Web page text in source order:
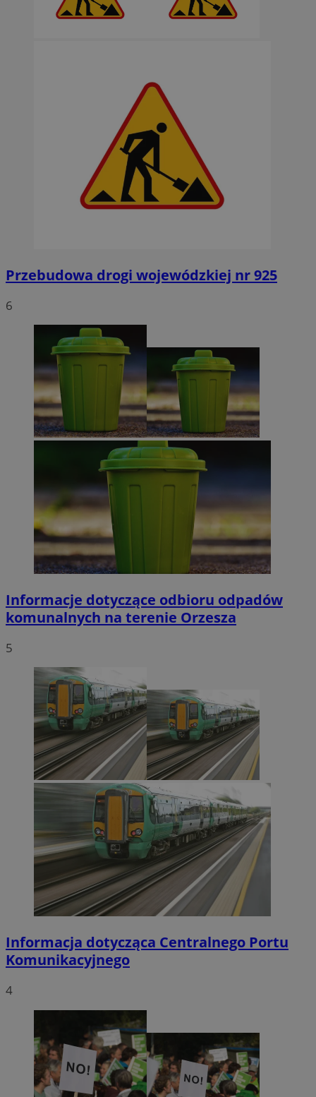
Przebudowa drogi wojewódzkiej nr 925
6
Informacje dotyczące odbioru odpadów
komunalnych na terenie Orzesza
5
Informacja dotycząca Centralnego Portu
Komunikacyjnego
4